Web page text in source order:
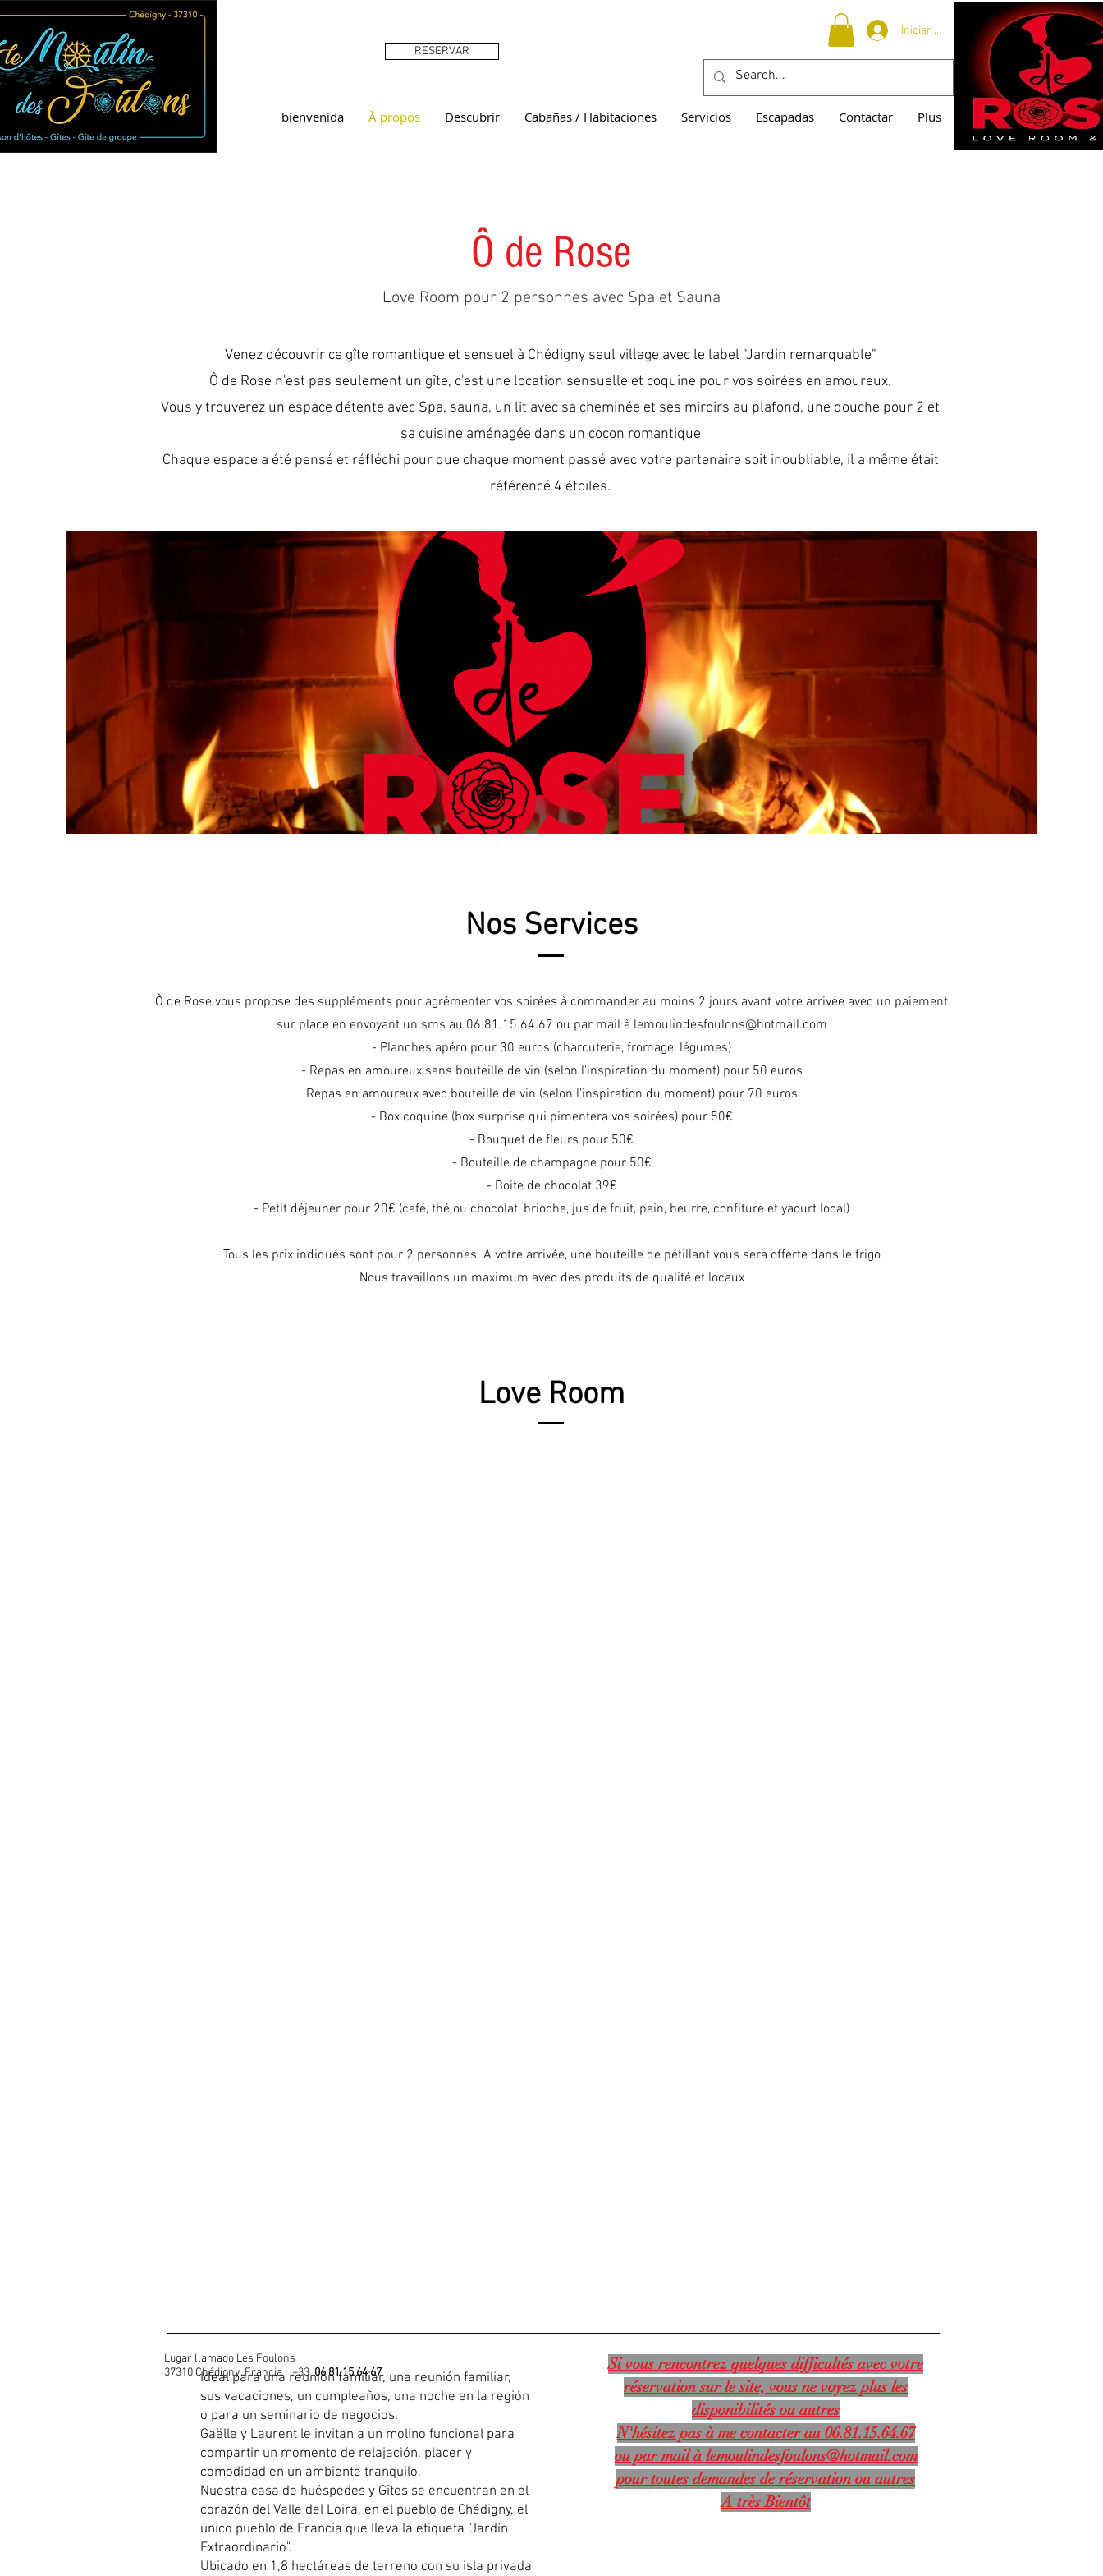
RESERVAR
bienvenida À propos Descubrir Cabañas / Habitaciones Servicios Escapadas Contactar Plus
Iniciar sesión
Ô de Rose
Love Room pour 2 personnes avec Spa et Sauna
Venez découvrir ce gîte romantique et sensuel à Chédigny seul village avec le label "Jardin remarquable"
Ô de Rose n'est pas seulement un gîte, c'est une location sensuelle et coquine pour vos soirées en amoureux.
Vous y trouverez un espace détente avec Spa, sauna, un lit avec sa cheminée et ses miroirs au plafond, une douche pour 2 et
sa cuisine aménagée dans un cocon romantique
Chaque espace a été pensé et réfléchi pour que chaque moment passé avec votre partenaire soit inoubliable, il a même était
référencé 4 étoiles.
Nos Services
Ô de Rose vous propose des suppléments pour agrémenter vos soirées à commander au moins 2 jours avant votre arrivée avec un paiement
sur place en envoyant un sms au 06.81.15.64.67 ou par mail à lemoulindesfoulons@hotmail.com
- Planches apéro pour 30 euros (charcuterie, fromage, légumes)
- Repas en amoureux sans bouteille de vin (selon l'inspiration du moment) pour 50 euros
Repas en amoureux avec bouteille de vin (selon l'inspiration du moment) pour 70 euros
- Box coquine (box surprise qui pimentera vos soirées) pour 50€
- Bouquet de fleurs pour 50€
- Bouteille de champagne pour 50€
- Boite de chocolat 39€
- Petit déjeuner pour 20€ (café, thé ou chocolat, brioche, jus de fruit, pain, beurre, confiture et yaourt local)
Tous les prix indiqués sont pour 2 personnes. A votre arrivée, une bouteille de pétillant vous sera offerte dans le frigo
Nous travaillons un maximum avec des produits de qualité et locaux
Love Room
Lugar llamado Les Foulons
37310 Chédigny, Francia | +3306 81 15 64 67
Si vous rencontrez quelques difficultés avec votre
réservation sur le site, vous ne voyez plus les
disponibilités ou autres
N'hésitez pas à me contacter au 06.81.15.64.67
ou par mail à lemoulindesfoulons@hotmail.com
pour toutes demandes de réservation ou autres
A très Bientôt
Ideal para una reunión familiar, una reunión familiar,
sus vacaciones, un cumpleaños, una noche en la región
o para un seminario de negocios.
Gaëlle y Laurent le invitan a un molino funcional para
compartir un momento de relajación, placer y
comodidad en un ambiente tranquilo.
Nuestra casa de huéspedes y Gîtes se encuentran en el
corazón del Valle del Loira, en el pueblo de Chédigny, el
único pueblo de Francia que lleva la etiqueta "Jardín
Extraordinario".
Ubicado en 1,8 hectáreas de terreno con su isla privada